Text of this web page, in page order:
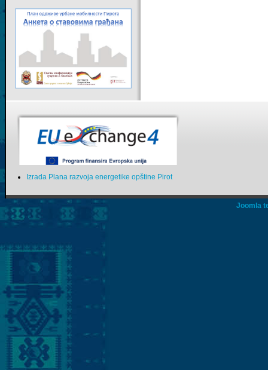
Izrada Plana razvoja energetike opštine Pirot
Joomla